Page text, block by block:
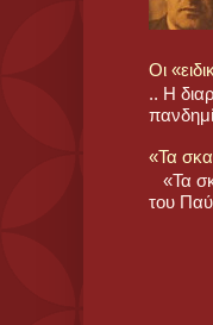
Οι
.. Η
«Τα
«Τα
του